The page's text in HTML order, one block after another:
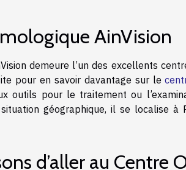
AinVision
demeure l’un des excellents
pour en savoir davantage sur le
outils pour le traitement ou
géographique, il se localise à
d’aller au